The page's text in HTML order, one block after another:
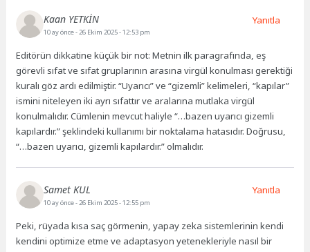
Kaan YETKİN
10 ay önce- 26 Ekim 2025 - 12:53 pm
Editörün dikkatine küçük bir not: Metnin ilk paragrafında, eş
görevli sıfat ve sıfat gruplarının arasına virgül konulması gerektiği
kuralı göz ardı edilmiştir. “Uyarıcı” ve “gizemli” kelimeleri, “kapılar”
ismini niteleyen iki ayrı sıfattır ve aralarına mutlaka virgül
konulmalıdır. Cümlenin mevcut haliyle “…bazen uyarıcı gizemli
kapılardır.” şeklindeki kullanımı bir noktalama hatasıdır. Doğrusu,
“…bazen uyarıcı, gizemli kapılardır.” olmalıdır.
Yanıtla
Samet KUL
10 ay önce- 26 Ekim 2025 - 12:55 pm
Peki, rüyada kısa saç görmenin, yapay zeka sistemlerinin kendi
kendini optimize etme ve adaptasyon yetenekleriyle nasıl bir
Yanıtla